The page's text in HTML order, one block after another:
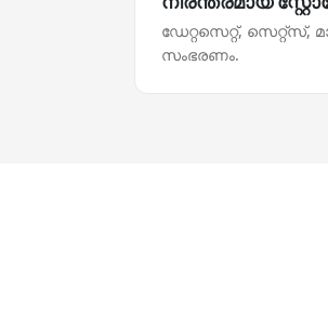
ഡേറ്റസെറ്റ്‌,
സംഭരണം.